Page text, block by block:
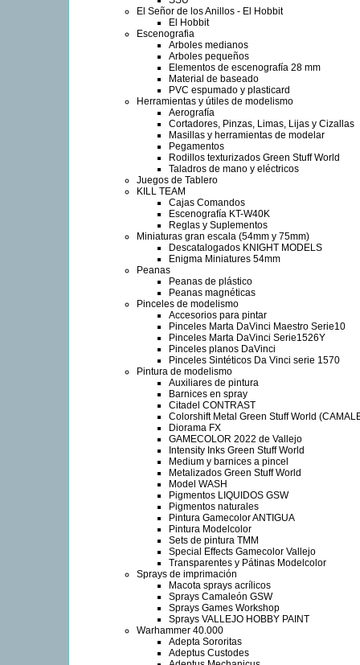
El Señor de los Anillos - El Hobbit
El Hobbit
Escenografia
Arboles medianos
Arboles pequeños
Elementos de escenografía 28 mm
Material de baseado
PVC espumado y plasticard
Herramientas y útiles de modelismo
Aerografía
Cortadores, Pinzas, Limas, Lijas y Cizallas
Masillas y herramientas de modelar
Pegamentos
Rodillos texturizados Green Stuff World
Taladros de mano y eléctricos
Juegos de Tablero
KILL TEAM
Cajas Comandos
Escenografía KT-W40K
Reglas y Suplementos
Miniaturas gran escala (54mm y 75mm)
Descatalogados KNIGHT MODELS
Enigma Miniatures 54mm
Peanas
Peanas de plástico
Peanas magnéticas
Pinceles de modelismo
Accesorios para pintar
Pinceles Marta DaVinci Maestro Serie10
Pinceles Marta DaVinci Serie1526Y
Pinceles planos DaVinci
Pinceles Sintéticos Da Vinci serie 1570
Pintura de modelismo
Auxiliares de pintura
Barnices en spray
Citadel CONTRAST
Colorshift Metal Green Stuff World
Diorama FX
GAMECOLOR 2022 de Vallejo
Intensity Inks Green Stuff World
Medium y barnices a pincel
Metalizados Green Stuff World
Model WASH
Pigmentos LIQUIDOS GSW
Pigmentos naturales
Pintura Gamecolor ANTIGUA
Pintura Modelcolor
Sets de pintura TMM
Special Effects Gamecolor Vallejo
Transparentes y Pátinas Modelcolor
Sprays de imprimación
Macota sprays acrílicos
Sprays Camaleón GSW
Sprays Games Workshop
Sprays VALLEJO HOBBY PAINT
Warhammer 40.000
Adepta Sororitas
Adeptus Custodes